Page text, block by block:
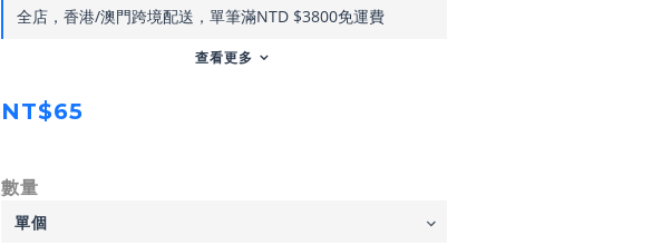
全店，香港/澳門跨境配送，單筆滿NTD $3800免運費
查看更多
NT$65
數量